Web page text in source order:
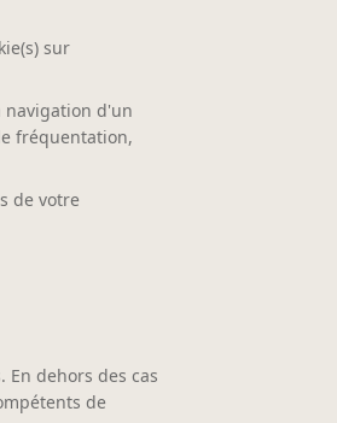
sur
navigation d'un
fréquentation,
de votre
dehors des cas
de